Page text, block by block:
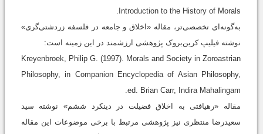
Introduction to the History of Morals.
به‌گونه‌ای تخصصی‌تر، مقاله «اخلاق و جامعه در فلسفه زردشتی‌گری»
نوشته فیلیپ کرین‌بروک پژوهشی ارزشمند در این زمینه است:
Kreyenbroek, Philip G. (1997). Morals and Society in Zoroastrian
Philosophy, in Companion Encyclopedia of Asian Philosophy,
ed. Brian Carr, Indira Mahalingam.
مقاله «رهیافتی به اخلاق فضیلت در دینکرد ششم» نوشته سید
سعیدرضا منتظری نیز پژوهشی مرتبط با برخی موضوعات این مقاله